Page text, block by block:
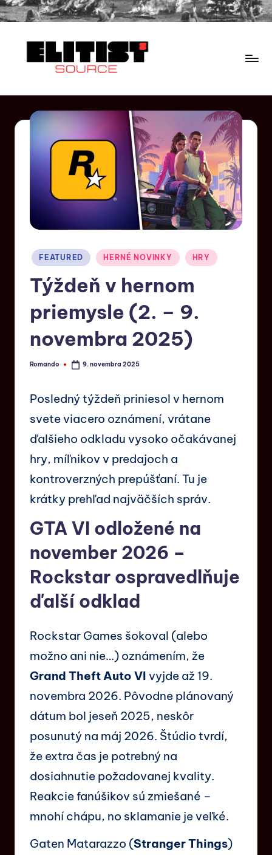
FEATURED HERNÉ NOVINKY HRY
Týždeň v hernom
priemysle (2. – 9.
novembra 2025)
Romando 9. novembra 2025
Posledný týždeň priniesol v hernom
svete viacero oznámení, vrátane
ďalšieho odkladu vysoko očakávanej
hry, míľnikov v predajoch a
kontroverzných prepúšťaní. Tu je
krátky prehľad najväčších správ.
GTA VI odložené na
november 2026 –
Rockstar ospravedlňuje
ďalší odklad
Rockstar Games šokoval (alebo
možno ani nie…) oznámením, že
Grand Theft Auto VI vyjde až 19.
novembra 2026. Pôvodne plánovaný
dátum bol jeseň 2025, neskôr
posunutý na máj 2026. Štúdio tvrdí,
že extra čas je potrebný na
dosiahnutie požadovanej kvality.
Reakcie fanúšikov sú zmiešané –
mnohí chápu, no sklamanie je veľké.
Gaten Matarazzo (Stranger Things)